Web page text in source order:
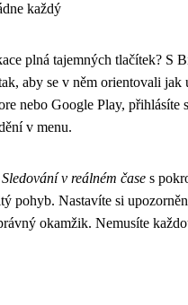
každý
plná tajemných tlačítek? S
aby se v něm orientovali jak
nebo Google Play, přihlásíte
v menu.
Sledování v reálném čase s
pohyb. Nastavíte si
okamžik. Nemusíte